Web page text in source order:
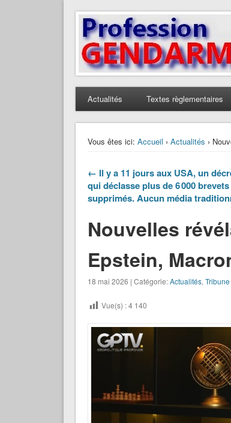
Profession
Le journal des gendarmes
Actualités Textes règlementaires
Vous êtes ici: Accueil › Actualités ›
← Il y a 11 jours aux USA, un
qui déclasse plus de 6 000
supprimés. Aucun média
Nouvelles
Epstein,
18 mai 2026 | Catégorie:Actualités, Tribune
Vue(s) :4 140